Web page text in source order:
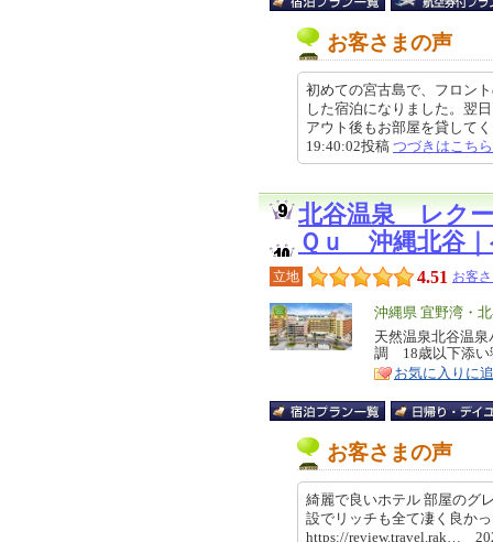
お客さまの声
初めての宮古島で、フロン
した宿泊になりました。翌
アウト後もお部屋を貸して
19:40:02投稿 つづきはこちら
北谷温泉 レクー
Ｑｕ 沖縄北谷
立地 4.51 お客
エ
リ
ア
沖縄県 宜野湾・
特
徴
天然温泉北谷温
調 18歳以下添
お気に入りに
お客さまの声
綺麗で良いホテル 部屋のグ
設でリッチも全て凄く良か
https://review.travel.rak…